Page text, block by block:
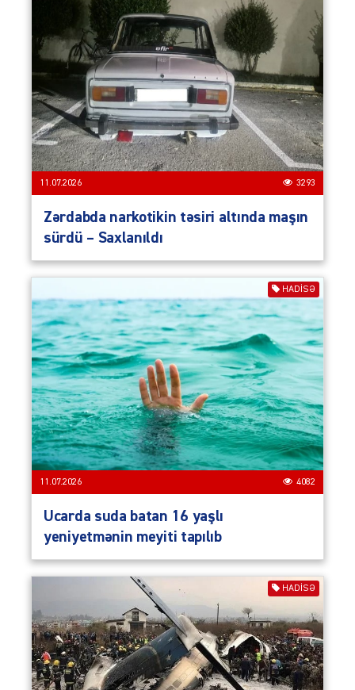
11.07.2026 3293
Zərdabda narkotikin təsiri altında maşın
sürdü – Saxlanıldı
HADISƏ
11.07.2026 4082
Ucarda suda batan 16 yaşlı
yeniyetmənin meyiti tapılıb
HADISƏ